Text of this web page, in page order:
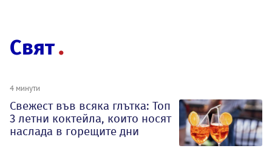
Свят
4 минути
Свежест във всяка глътка: Топ
3 летни коктейла, които носят
наслада в горещите дни